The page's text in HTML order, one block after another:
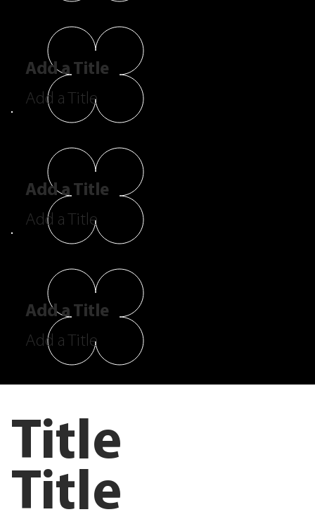
Add a Title
Add a Title
Add a Title
Add a Title
Add a Title
Add a Title
Title
Title